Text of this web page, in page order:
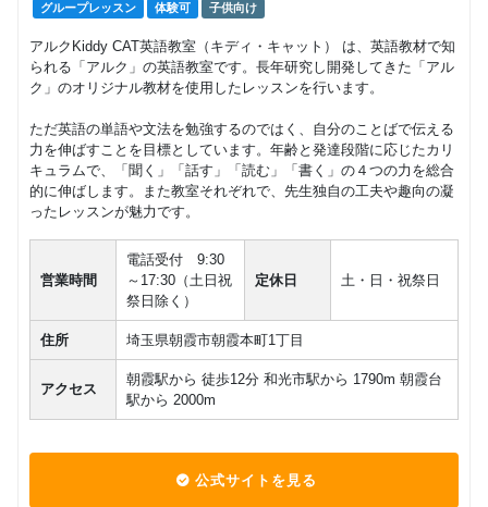
高１、２
15,000
回数：4 / 1セッション150分
高３年
グループレッスン
18,000円(税込) / 月
回数：4 / 1セッション150分
グループレッスン 体験可 子供向け
アルクKiddy CAT英語教室（キディ・キャット） は、英語教材で知
られる「アルク」の英語教室です。長年研究し開発してきた「アル
ク」のオリジナル教材を使用したレッスンを行います。
ただ英語の単語や文法を勉強するのではく、自分のことばで伝える
力を伸ばすことを目標としています。年齢と発達段階に応じたカリ
キュラムで、「聞く」「話す」「読む」「書く」の４つの力を総合
的に伸ばします。また教室それぞれで、先生独自の工夫や趣向の凝
ったレッスンが魅力です。
営業時間
電話受付 9:30
～17:30（土日祝
祭日除く）
定休日 土・日・祝祭日
住所 埼玉県朝霞市朝霞本町1丁目
アクセス
朝霞駅から 徒歩12分 和光市駅から 1790m 朝霞台
駅から 2000m
公式サイトを見る